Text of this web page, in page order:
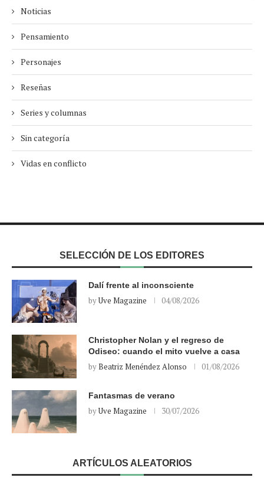
Noticias
Pensamiento
Personajes
Reseñas
Series y columnas
Sin categoría
Vidas en conflicto
SELECCIÓN DE LOS EDITORES
Dalí frente al inconsciente
byUve Magazine 04/08/2026
Christopher Nolan y el regreso de
Odiseo: cuando el mito vuelve a casa
byBeatriz Menéndez Alonso 01/08/2026
Fantasmas de verano
byUve Magazine 30/07/2026
ARTÍCULOS ALEATORIOS